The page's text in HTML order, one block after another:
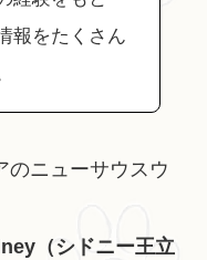
報をたくさん
のニューサウスウ
（シドニー王立